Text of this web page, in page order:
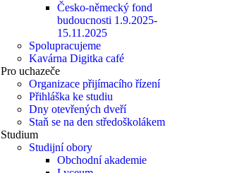
Česko-německý fond
budoucnosti 1.9.2025-
15.11.2025
Spolupracujeme
Kavárna Digitka café
Pro uchazeče
Organizace přijímacího řízení
Přihláška ke studiu
Dny otevřených dveří
Staň se na den středoškolákem
Studium
Studijní obory
Obchodní akademie